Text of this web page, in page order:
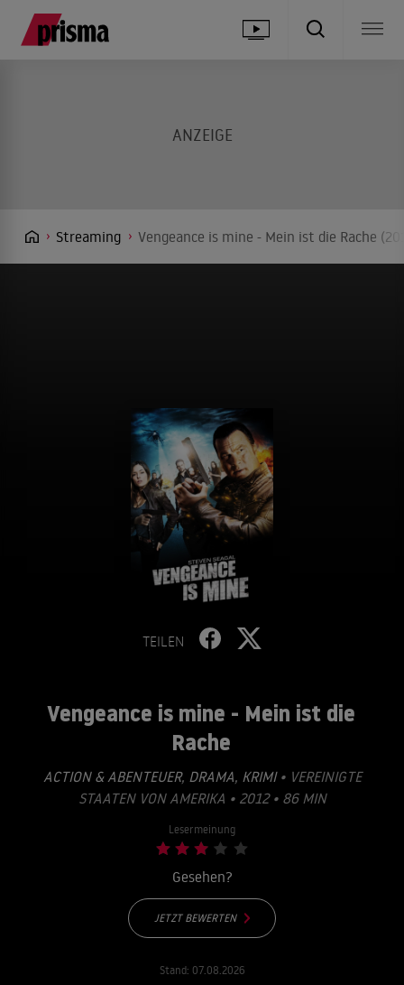
Streaming Vengeance is mine - Mein ist die Rache
TEILEN
Vengeance is mine - Mein ist die
Rache
ACTION & ABENTEUER, DRAMA, KRIMI• VEREINIGTE
STAATEN VON AMERIKA • 2012 • 86 MIN
Lesermeinung
Gesehen?
JETZT BEWERTEN
Stand: 07.08.2026